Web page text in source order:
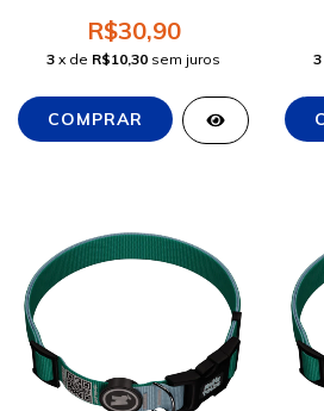
R$30,90
3 x de R$10,30 sem juros 3